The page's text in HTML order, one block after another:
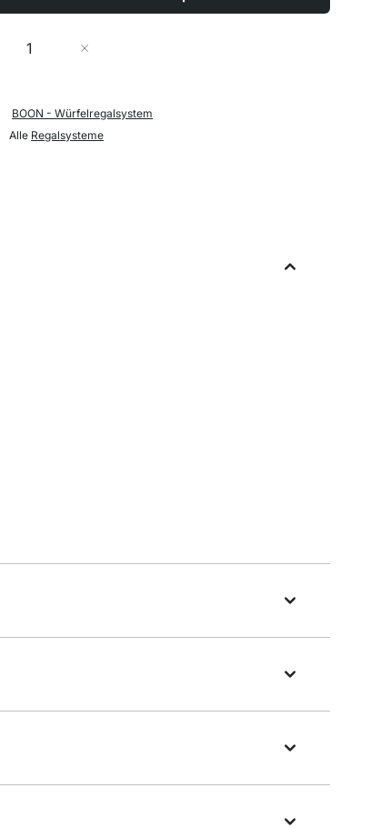
Menge
BOON - Würfelregalsystem
Alle Regalsysteme